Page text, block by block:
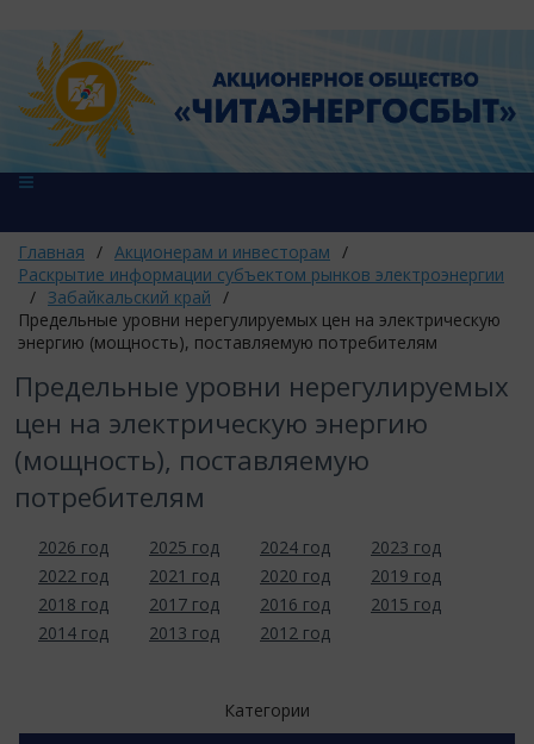
Главная / Акционерам и инвесторам /
Раскрытие информации субъектом рынков электроэнергии
/ Забайкальский край /
Предельные уровни нерегулируемых цен на электрическую
энергию (мощность), поставляемую потребителям
Предельные уровни нерегулируемых
цен на электрическую энергию
(мощность), поставляемую
потребителям
2026 год 2025 год 2024 год
2023 год
2022 год
2021 год 2020 год
2019 год
2018 год
2017 год 2016 год
2015 год
2014 год
2013 год 2012 год
Категории